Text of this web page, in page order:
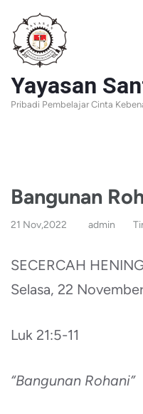
Lompat
ke
konten
(Tekan
Enter)
Yayasan
Pribadi Pembelajar Cinta
Bangunan
21 Nov,2022 admin
SECERCAH
Selasa, 22
Luk 21:5-11
“Bangunan Rohani”